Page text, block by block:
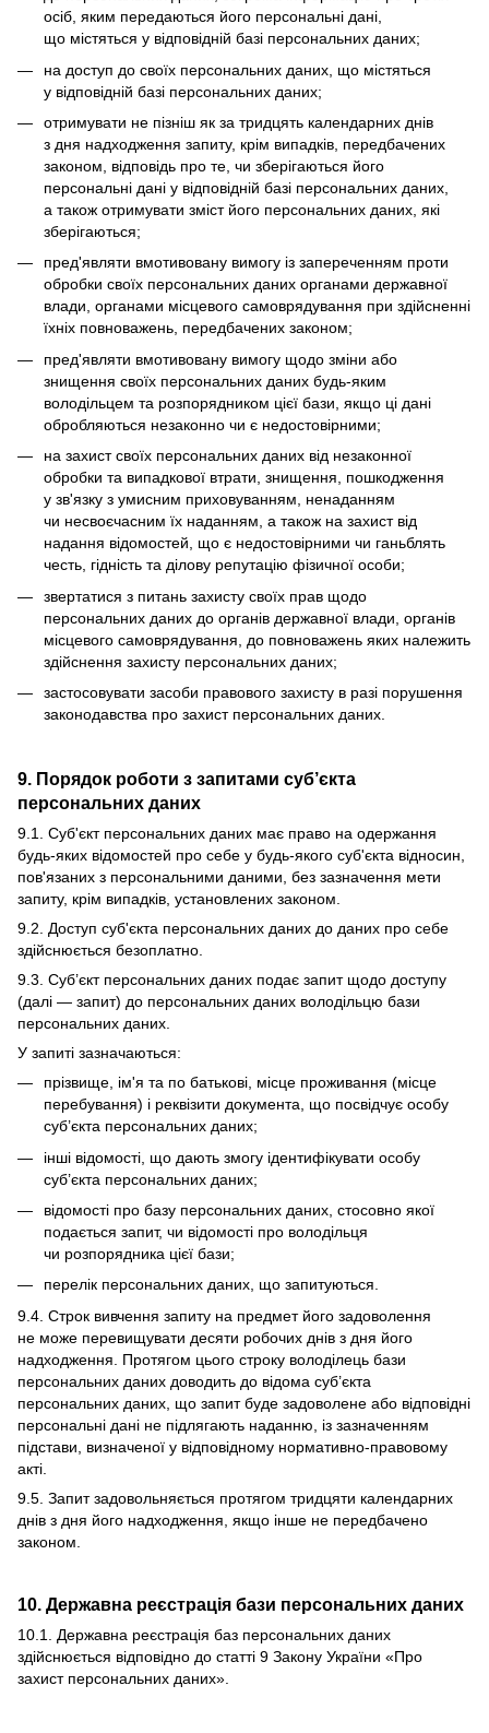
осіб, яким передаються його персональні дані,
що містяться у відповідній базі персональних даних;
на доступ до своїх персональних даних, що містяться
у відповідній базі персональних даних;
отримувати не пізніш як за тридцять календарних днів
з дня надходження запиту, крім випадків, передбачених
законом, відповідь про те, чи зберігаються його
персональні дані у відповідній базі персональних даних,
а також отримувати зміст його персональних даних, які
зберігаються;
пред'являти вмотивовану вимогу із запереченням проти
обробки своїх персональних даних органами державної
влади, органами місцевого самоврядування при здійсненні
їхніх повноважень, передбачених законом;
пред'являти вмотивовану вимогу щодо зміни або
знищення своїх персональних даних будь-яким
володільцем та розпорядником цієї бази, якщо ці дані
обробляються незаконно чи є недостовірними;
на захист своїх персональних даних від незаконної
обробки та випадкової втрати, знищення, пошкодження
у зв'язку з умисним приховуванням, ненаданням
чи несвоєчасним їх наданням, а також на захист від
надання відомостей, що є недостовірними чи ганьблять
честь, гідність та ділову репутацію фізичної особи;
звертатися з питань захисту своїх прав щодо
персональних даних до органів державної влади, органів
місцевого самоврядування, до повноважень яких належить
здійснення захисту персональних даних;
застосовувати засоби правового захисту в разі порушення
законодавства про захист персональних даних.
9. Порядок роботи з запитами суб’єкта
персональних даних
9.1. Суб'єкт персональних даних має право на одержання
будь-яких відомостей про себе у будь-якого суб'єкта відносин,
пов'язаних з персональними даними, без зазначення мети
запиту, крім випадків, установлених законом.
9.2. Доступ суб'єкта персональних даних до даних про себе
здійснюється безоплатно.
9.3. Суб’єкт персональних даних подає запит щодо доступу
(далі — запит) до персональних даних володільцю бази
персональних даних.
У запиті зазначаються:
прізвище, ім'я та по батькові, місце проживання (місце
перебування) і реквізити документа, що посвідчує особу
суб’єкта персональних даних;
інші відомості, що дають змогу ідентифікувати особу
суб’єкта персональних даних;
відомості про базу персональних даних, стосовно якої
подається запит, чи відомості про володільця
чи розпорядника цієї бази;
перелік персональних даних, що запитуються.
9.4. Строк вивчення запиту на предмет його задоволення
не може перевищувати десяти робочих днів з дня його
надходження. Протягом цього строку володілець бази
персональних даних доводить до відома суб’єкта
персональних даних, що запит буде задоволене або відповідні
персональні дані не підлягають наданню, із зазначенням
підстави, визначеної у відповідному нормативно-правовому
акті.
9.5. Запит задовольняється протягом тридцяти календарних
днів з дня його надходження, якщо інше не передбачено
законом.
10. Державна реєстрація бази персональних даних
10.1. Державна реєстрація баз персональних даних
здійснюється відповідно до статті 9 Закону України «Про
захист персональних даних».